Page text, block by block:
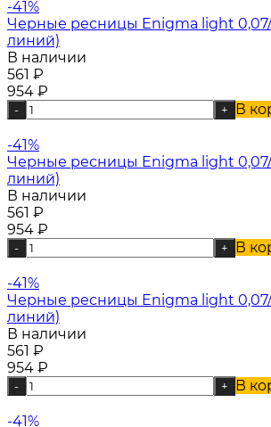
-41%
Черные ресницы Enigma light
линий)
В наличии
561 ₽
954 ₽
- + В
-41%
Черные ресницы Enigma light
линий)
В наличии
561 ₽
954 ₽
- + В
-41%
Черные ресницы Enigma light 0,07/
линий)
В наличии
561 ₽
954 ₽
- + В
-41%